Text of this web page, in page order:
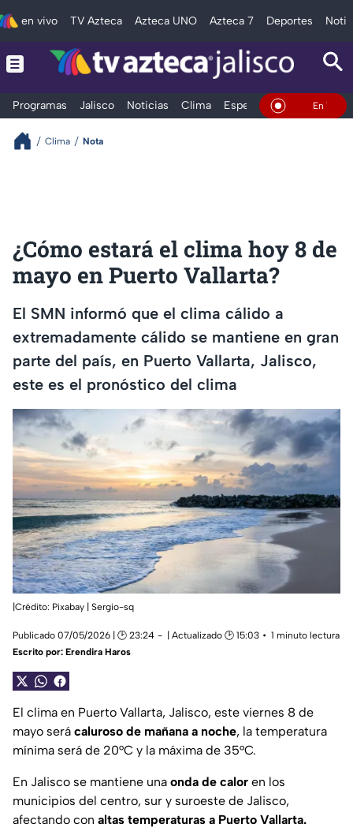
en vivo TV Azteca Azteca UNO Azteca 7 Deportes
Programas Jalisco Noticias Clima Espectáculos Deportes
En Vivo
Clima Nota
¿Cómo estará el clima hoy 8 de
mayo en Puerto Vallarta?
El SMN informó que el clima cálido a
extremadamente cálido se mantiene en gran
parte del país, en Puerto Vallarta, Jalisco,
este es el pronóstico del clima
|Crédito: Pixabay | Sergio-sq
Publicado 07/05/2026 | 🕑 23:24 | Actualizado 🕑 15:03
1 minuto lectura
Escrito por: Erendira Haros
El clima en Puerto Vallarta, Jalisco, este viernes 8 de
mayo será caluroso de mañana a noche, la temperatura
mínima será de 20°C y la máxima de 35°C.
En Jalisco se mantiene una onda de calor en los
municipios del centro, sur y suroeste de Jalisco,
afectando con altas temperaturas a Puerto Vallarta.